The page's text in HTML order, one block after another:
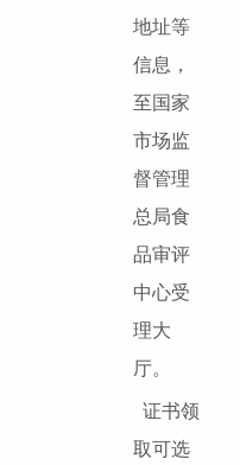
地址等
信息，
至国家
市场监
督管理
总局食
品审评
中心受
理大
厅。
证书领
取可选